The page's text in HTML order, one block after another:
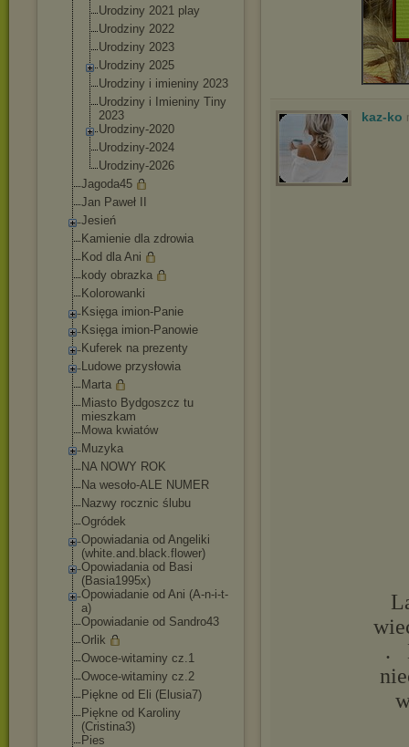
Urodziny 2021 play
Urodziny 2022
Urodziny 2023
Urodziny 2025
Urodziny i imieniny 2023
Urodziny i Imieniny Tiny
2023
Urodziny-2020
Urodziny-2024
Urodziny-2026
Jagoda45
Jan Paweł II
Jesień
Kamienie dla zdrowia
Kod dla Ani
kody obrazka
Kolorowanki
Księga imion-Panie
Księga imion-Panowie
Kuferek na prezenty
Ludowe przysłowia
Marta
Miasto Bydgoszcz tu
mieszkam
Mowa kwiatów
Muzyka
NA NOWY ROK
Na wesoło-ALE NUMER
Nazwy rocznic ślubu
Ogródek
Opowiadania od Angeliki
(white.and.black.flower)
Opowiadania od Basi
(Basia1995x)
Opowiadanie od Ani (A-n-i-t-
a)
Opowiadanie od Sandro43
Orlik
Owoce-witaminy cz.1
Owoce-witaminy cz.2
Piękne od Eli (Elusia7)
Piękne od Karoliny
(Cristina3)
Pies
kaz-ko
.